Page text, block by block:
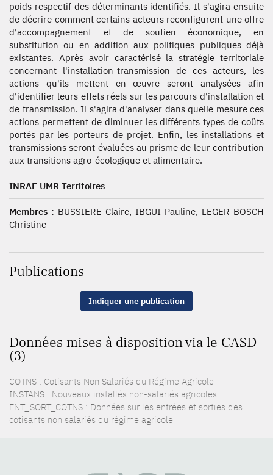
poids respectif des déterminants identifiés. Il s'agira ensuite
de décrire comment certains acteurs reconfigurent une offre
d'accompagnement et de soutien économique, en
substitution ou en addition aux politiques publiques déjà
existantes. Après avoir caractérisé la stratégie territoriale
concernant l'installation-transmission de ces acteurs, les
actions qu'ils mettent en œuvre seront analysées afin
d'identifier leurs effets réels sur les parcours d'installation et
de transmission. Il s'agira d'analyser dans quelle mesure ces
actions permettent de diminuer les différents types de coûts
portés par les porteurs de projet. Enfin, les installations et
transmissions seront évaluées au prisme de leur contribution
aux transitions agro-écologique et alimentaire.
INRAE UMR Territoires
Membres : BUSSIERE Claire, IBGUI Pauline, LEGER-BOSCH
Christine
Publications
Indiquer une publication
Données mises à disposition via le CASD
(3)
COTNS : Cotisants Non Salariés du Régime Agricole
INSTANS : Nouveaux installés non-salariés agricoles
ENT_SORT_COTNS : Données sur les entrées et sorties des
cotisants non salariés du régime agricole